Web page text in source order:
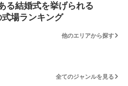
る結婚式を挙げられる
式場ランキング
他のエリアから探す
全てのジャンルを見る